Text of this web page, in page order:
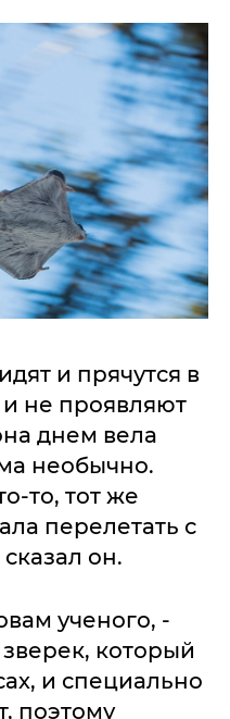
и прячутся в
и не проявляют
днем вела
необычно.
то, тот же
перелетать с
он.
ученого, -
который
и специально
поэтому